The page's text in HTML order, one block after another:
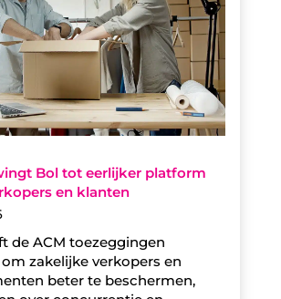
Bol tot eerlijker platform
en klanten
de ACM toezeggingen
zakelijke verkopers en
beter te beschermen,